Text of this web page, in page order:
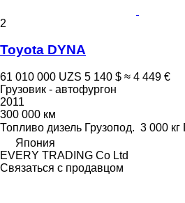
2
Toyota DYNA
61 010 000 UZS 5 140 $ ≈ 4 449 €
Грузовик - автофургон
2011
300 000 км
Топливо дизель Грузопод. 3 000 кг
Япония
EVERY TRADING Co Ltd
Связаться с продавцом